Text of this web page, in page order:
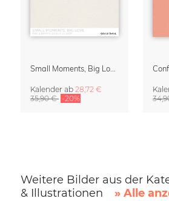
Small Moments, Big Love – Mutterschaftskalender von Giselle Dekel
Kalender ab 28,72 €
35,90 € -20%
Weitere Bilder aus der
& Illustrationen
» Alle